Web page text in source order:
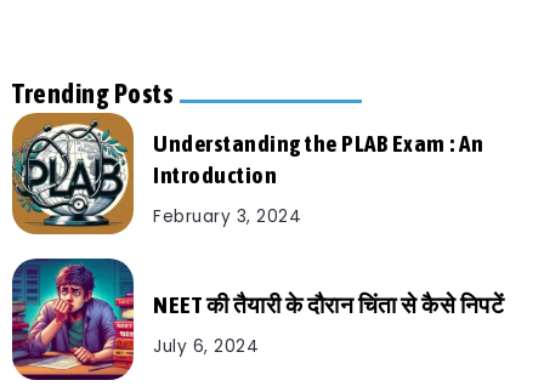
Trending Posts
Understanding the PLAB Exam : An
Introduction
February 3, 2024
NEET की तैयारी के दौरान चिंता से कैसे निपटें
July 6, 2024